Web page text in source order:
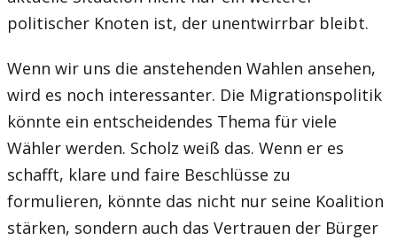
politischer Knoten ist, der unentwirrbar bleibt.
Wenn wir uns die anstehenden Wahlen ansehen,
wird es noch interessanter. Die Migrationspolitik
könnte ein entscheidendes Thema für viele
Wähler werden. Scholz weiß das. Wenn er es
schafft, klare und faire Beschlüsse zu
formulieren, könnte das nicht nur seine Koalition
stärken, sondern auch das Vertrauen der Bürger